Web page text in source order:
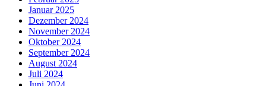
Januar 2025
Dezember 2024
November 2024
Oktober 2024
September 2024
August 2024
Juli 2024